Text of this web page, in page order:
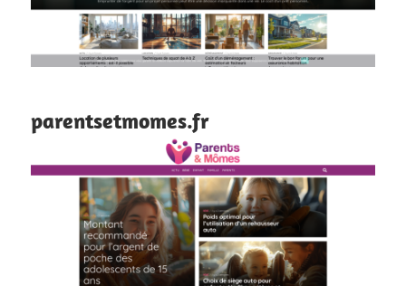
parentsetmomes.fr